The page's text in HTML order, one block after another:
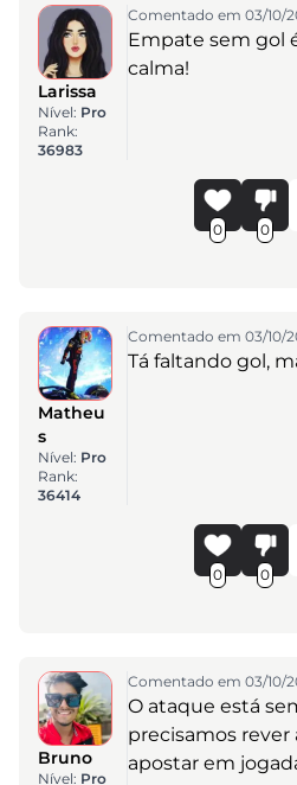
Larissa
Nível: Pro
Rank:
36983
Comentado em 03/10/
Empate sem gol
calma!
0 0
Matheu
s
Nível: Pro
Rank:
36414
Comentado em 03/10/
Tá faltando gol,
0 0
Bruno
Nível: Pro
Comentado em 03/10/
O ataque está
precisamos
apostar em